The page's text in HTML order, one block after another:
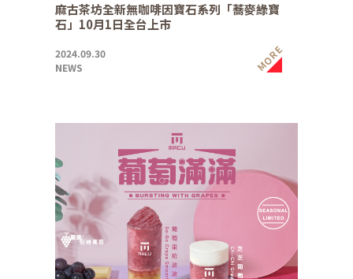
麻古茶坊全新無咖啡因寶石系列「蕎麥綠寶
石」10月1日全台上市
2024.09.30
NEWS
MORE